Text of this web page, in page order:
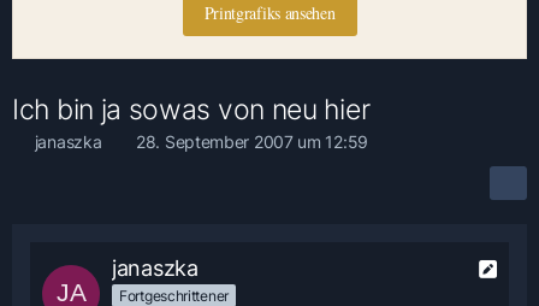
Printgrafiks ansehen
Ich bin ja sowas von neu hier
janaszka 28. September 2007 um 12:59
janaszka
Fortgeschrittener